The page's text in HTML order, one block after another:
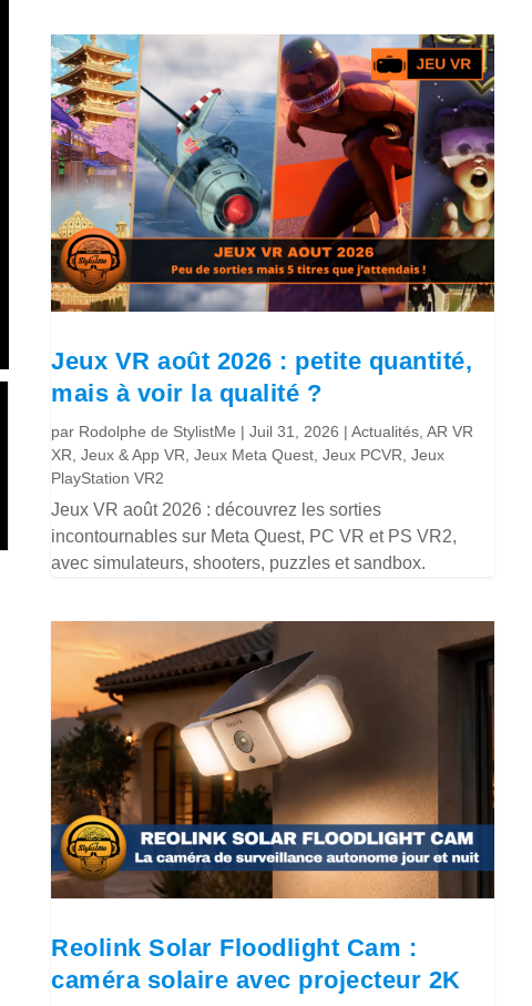
Jeux VR août 2026 : petite quantité,
mais à voir la qualité ?
par Rodolphe de StylistMe |Juil 31, 2026 |Actualités ,AR VR
XR ,Jeux & App VR ,Jeux Meta Quest ,Jeux PCVR ,Jeux
PlayStation VR2
Jeux VR août 2026 : découvrez les sorties
incontournables sur Meta Quest, PC VR et PS VR2,
avec simulateurs, shooters, puzzles et sandbox.
Reolink Solar Floodlight Cam :
caméra solaire avec projecteur 2K